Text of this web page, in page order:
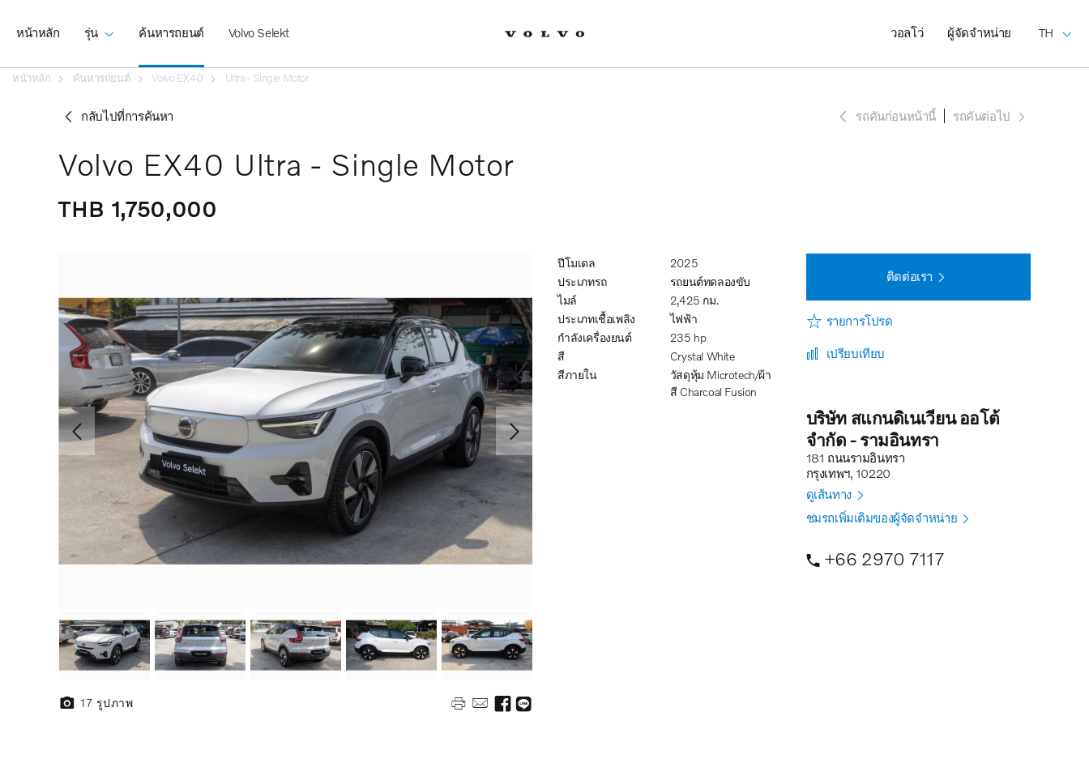
หน้าหลัก รุ่น ค้นหารถยนต์ Volvo Selekt วอลโว่ ผู้จัดจำหน่าย TH
หน้าหลัก ค้นหารถยนต์ Volvo EX40 Ultra - Single Motor
กลับไปที่การค้นหา รถคันก่อนหน้านี้ รถคันต่อไป
Volvo EX40 Ultra - Single Motor
THB 1,750,000
17 รูปภาพ
ปีโมเดล
2025
ประเภทรถ
รถยนต์ทดลองขับ
ไมล์
2,425 กม.
ประเภทเชื้อเพลิง
ไฟฟ้า
กำลังเครื่องยนต์
235 hp
สี
Crystal White
สีภายใน
วัสดุหุ้ม Microtech/ผ้า
สี Charcoal Fusion
ติดต่อเรา
รายการโปรด
เปรียบเทียบ
บริษัท สแกนดิเนเวียน ออโต้
จำกัด - รามอินทรา
181 ถนนรามอินทรา
กรุงเทพฯ, 10220
ดูเส้นทาง
ชมรถเพิ่มเติมของผู้จัดจำหน่าย
+66 2970 7117